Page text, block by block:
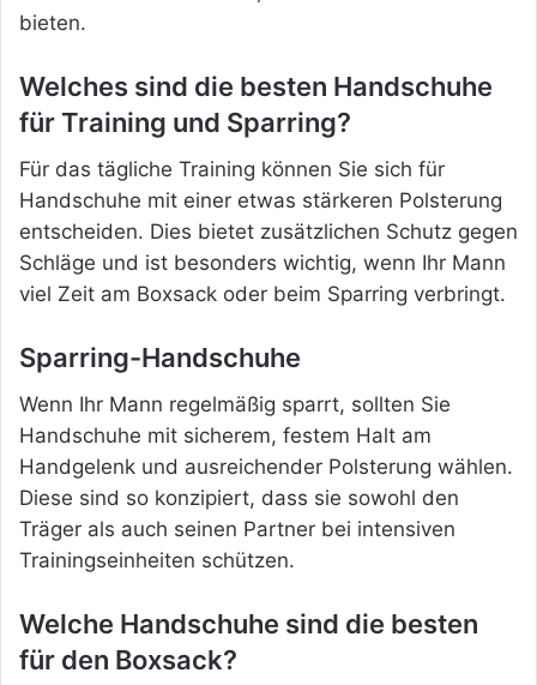
bieten.
Welches sind die besten Handschuhe
für Training und Sparring?
Für das tägliche Training können Sie sich für
Handschuhe mit einer etwas stärkeren Polsterung
entscheiden. Dies bietet zusätzlichen Schutz gegen
Schläge und ist besonders wichtig, wenn Ihr Mann
viel Zeit am Boxsack oder beim Sparring verbringt.
Sparring-Handschuhe
Wenn Ihr Mann regelmäßig sparrt, sollten Sie
Handschuhe mit sicherem, festem Halt am
Handgelenk und ausreichender Polsterung wählen.
Diese sind so konzipiert, dass sie sowohl den
Träger als auch seinen Partner bei intensiven
Trainingseinheiten schützen.
Welche Handschuhe sind die besten
für den Boxsack?